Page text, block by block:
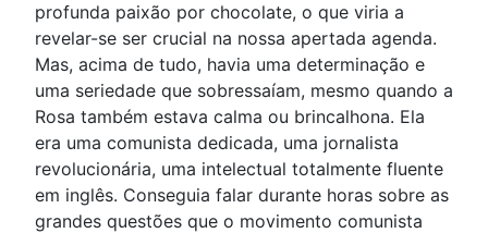
profunda paixão por chocolate, o que viria a
revelar-se ser crucial na nossa apertada agenda.
Mas, acima de tudo, havia uma determinação e
uma seriedade que sobressaíam, mesmo quando a
Rosa também estava calma ou brincalhona. Ela
era uma comunista dedicada, uma jornalista
revolucionária, uma intelectual totalmente fluente
em inglês. Conseguia falar durante horas sobre as
grandes questões que o movimento comunista